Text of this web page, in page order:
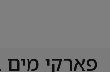
פארקי מים